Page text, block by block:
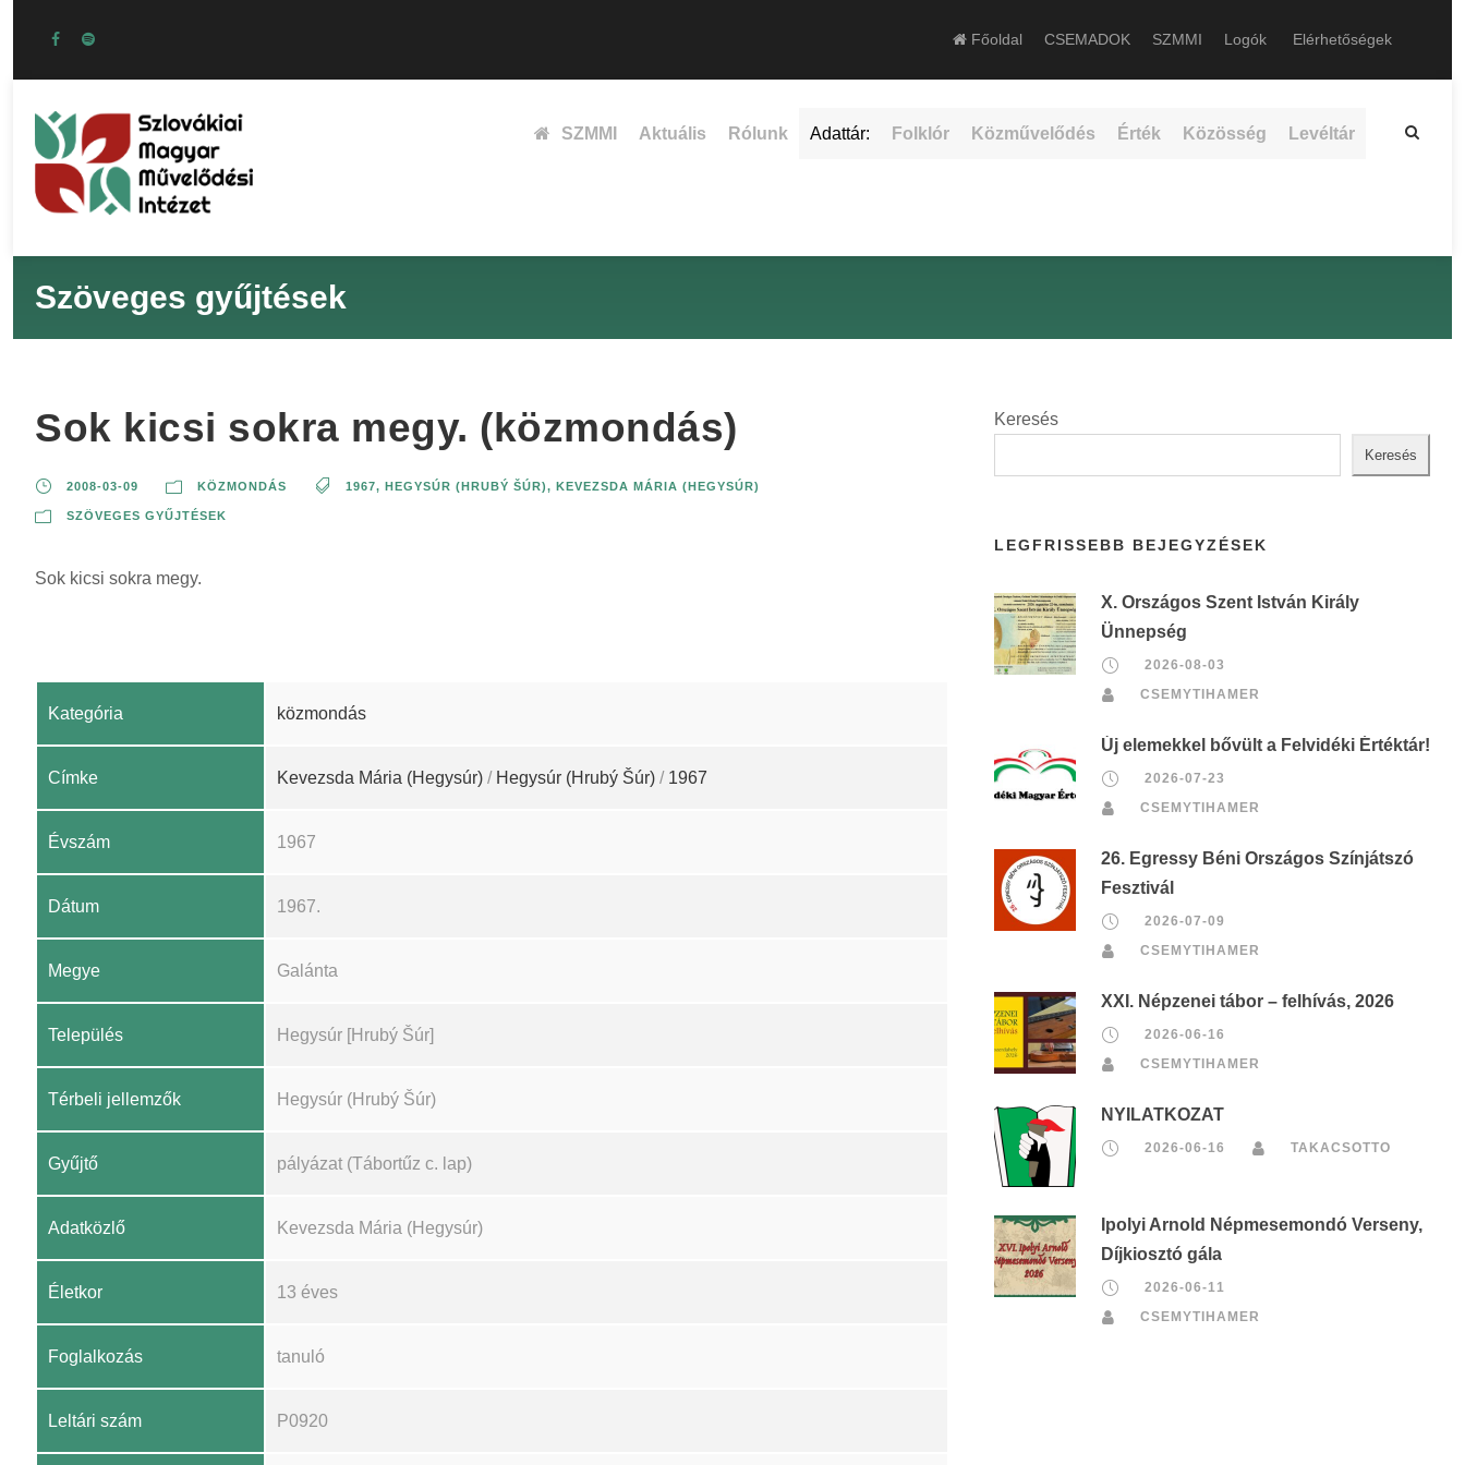
Főoldal CSEMADOK SZMMI Logók Elérhetőségek
SZMMI Aktuális Rólunk Adattár: Folklór Közművelődés Érték Közösség Levéltár
Szöveges gyűjtések
Sok kicsi sokra megy. (közmondás)
2008-03-09 KÖZMONDÁS 1967, HEGYSÚR (HRUBÝ ŠÚR), KEVEZSDA MÁRIA (HEGYSÚR)
SZÖVEGES GYŰJTÉSEK
Sok kicsi sokra megy.
Kategória közmondás
Címke Kevezsda Mária (Hegysúr) / Hegysúr (Hrubý Šúr) / 1967
Évszám 1967
Dátum 1967.
Megye Galánta
Település Hegysúr [Hrubý Šúr]
Térbeli jellemzők Hegysúr (Hrubý Šúr)
Gyűjtő pályázat (Tábortűz c. lap)
Adatközlő Kevezsda Mária (Hegysúr)
Életkor 13 éves
Foglalkozás tanuló
Leltári szám P0920
Keresés
Keresés
LEGFRISSEBB BEJEGYZÉSEK
X. Országos Szent István Király
Ünnepség
2026-08-03
CSEMYTIHAMER
Új elemekkel bővült a Felvidéki Értéktár!
2026-07-23
CSEMYTIHAMER
26. Egressy Béni Országos Színjátszó
Fesztivál
2026-07-09
CSEMYTIHAMER
XXI. Népzenei tábor – felhívás, 2026
2026-06-16
CSEMYTIHAMER
NYILATKOZAT
2026-06-16 TAKACSOTTO
Ipolyi Arnold Népmesemondó Verseny,
Díjkiosztó gála
2026-06-11
CSEMYTIHAMER